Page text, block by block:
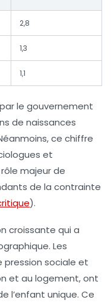
2,8
1,3
1,1
le gouvernement
de naissances
ce chiffre
et
majeur de
de la contrainte
).
croissante qui a
Les
pression sociale et
et au logement, ont
l’enfant unique. Ce